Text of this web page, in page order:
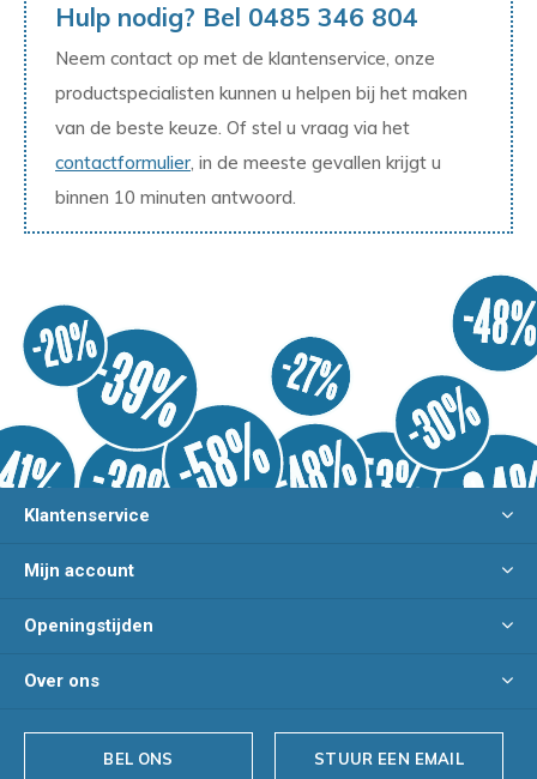
Hulp nodig? Bel 0485 346 804
Neem contact op met de klantenservice, onze
productspecialisten kunnen u helpen bij het maken
van de beste keuze. Of stel u vraag via het
contactformulier, in de meeste gevallen krijgt u
binnen 10 minuten antwoord.
Klantenservice
Mijn account
Openingstijden
Over ons
BEL ONS STUUR EEN EMAIL